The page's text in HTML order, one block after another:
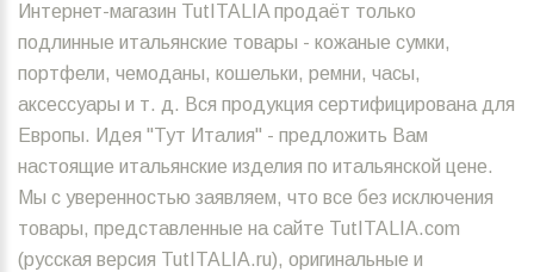
Интернет-магазин TutITALIA продаёт только
подлинные итальянские товары - кожаные сумки,
портфели, чемоданы, кошельки, ремни, часы,
аксессуары и т. д. Вся продукция сертифицирована для
Европы. Идея "Тут Италия" - предложить Вам
настоящие итальянские изделия по итальянской цене.
Мы с уверенностью заявляем, что все без исключения
товары, представленные на сайте TutITALIA.com
(русская версия TutITALIA.ru), оригинальные и